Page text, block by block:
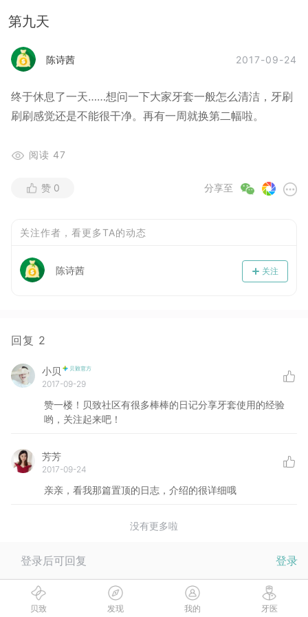
第九天
陈诗茜 2017-09-24
终于休息了一天……想问一下大家牙套一般怎么清洁，牙刷
刷刷感觉还是不能很干净。再有一周就换第二幅啦。
阅读 47
分享至
赞 0
关注作者，看更多TA的动态
关注
陈诗茜
回复 2
小贝
2017-09-29
赞一楼！贝致社区有很多棒棒的日记分享牙套使用的经验
哟，关注起来吧！
芳芳
2017-09-24
亲亲，看我那篇置顶的日志，介绍的很详细哦
没有更多啦
登录后可回复 登录
贝致 发现 我的 牙医